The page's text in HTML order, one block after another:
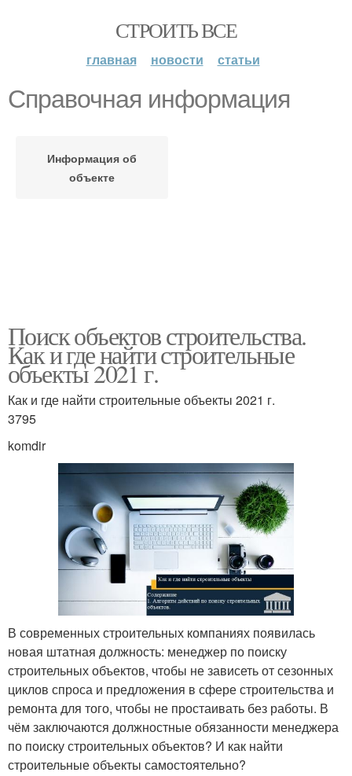
СТРОИТЬ ВСЕ
главная новости статьи
Справочная информация
Информация об
объекте
Поиск объектов строительства.
Как и где найти строительные
объекты 2021 г.
Как и где найти строительные объекты 2021 г.
3795
komdir
В современных строительных компаниях появилась
новая штатная должность: менеджер по поиску
строительных объектов, чтобы не зависеть от сезонных
циклов спроса и предложения в сфере строительства и
ремонта для того, чтобы не простаивать без работы. В
чём заключаются должностные обязанности менеджера
по поиску строительных объектов? И как найти
строительные объекты самостоятельно?